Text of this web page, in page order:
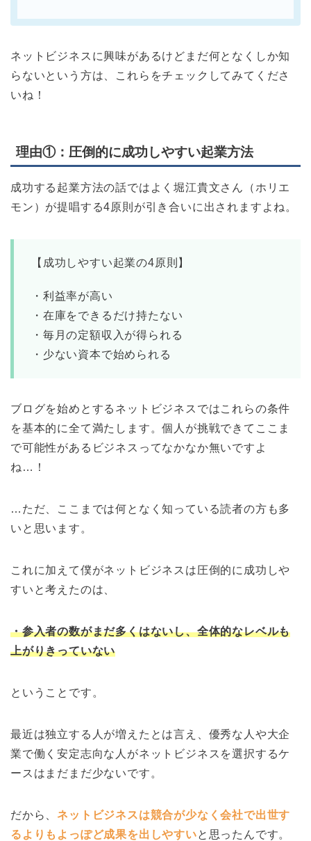
ネットビジネスに興味があるけどまだ何となくしか知
らないという方は、これらをチェックしてみてくださ
いね！
理由①：圧倒的に成功しやすい起業方法
成功する起業方法の話ではよく堀江貴文さん（ホリエ
モン）が提唱する4原則が引き合いに出されますよね。
【成功しやすい起業の4原則】
・利益率が高い
・在庫をできるだけ持たない
・毎月の定額収入が得られる
・少ない資本で始められる
ブログを始めとするネットビジネスではこれらの条件
を基本的に全て満たします。個人が挑戦できてここま
で可能性があるビジネスってなかなか無いですよ
ね…！
…ただ、ここまでは何となく知っている読者の方も多
いと思います。
これに加えて僕がネットビジネスは圧倒的に成功しや
すいと考えたのは、
・参入者の数がまだ多くはないし、全体的なレベルも
上がりきっていない
ということです。
最近は独立する人が増えたとは言え、優秀な人や大企
業で働く安定志向な人がネットビジネスを選択するケ
ースはまだまだ少ないです。
だから、ネットビジネスは競合が少なく会社で出世す
るよりもよっぽど成果を出しやすいと思ったんです。